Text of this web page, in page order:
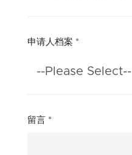
申请人档案 *
--Please Select--
留言 *